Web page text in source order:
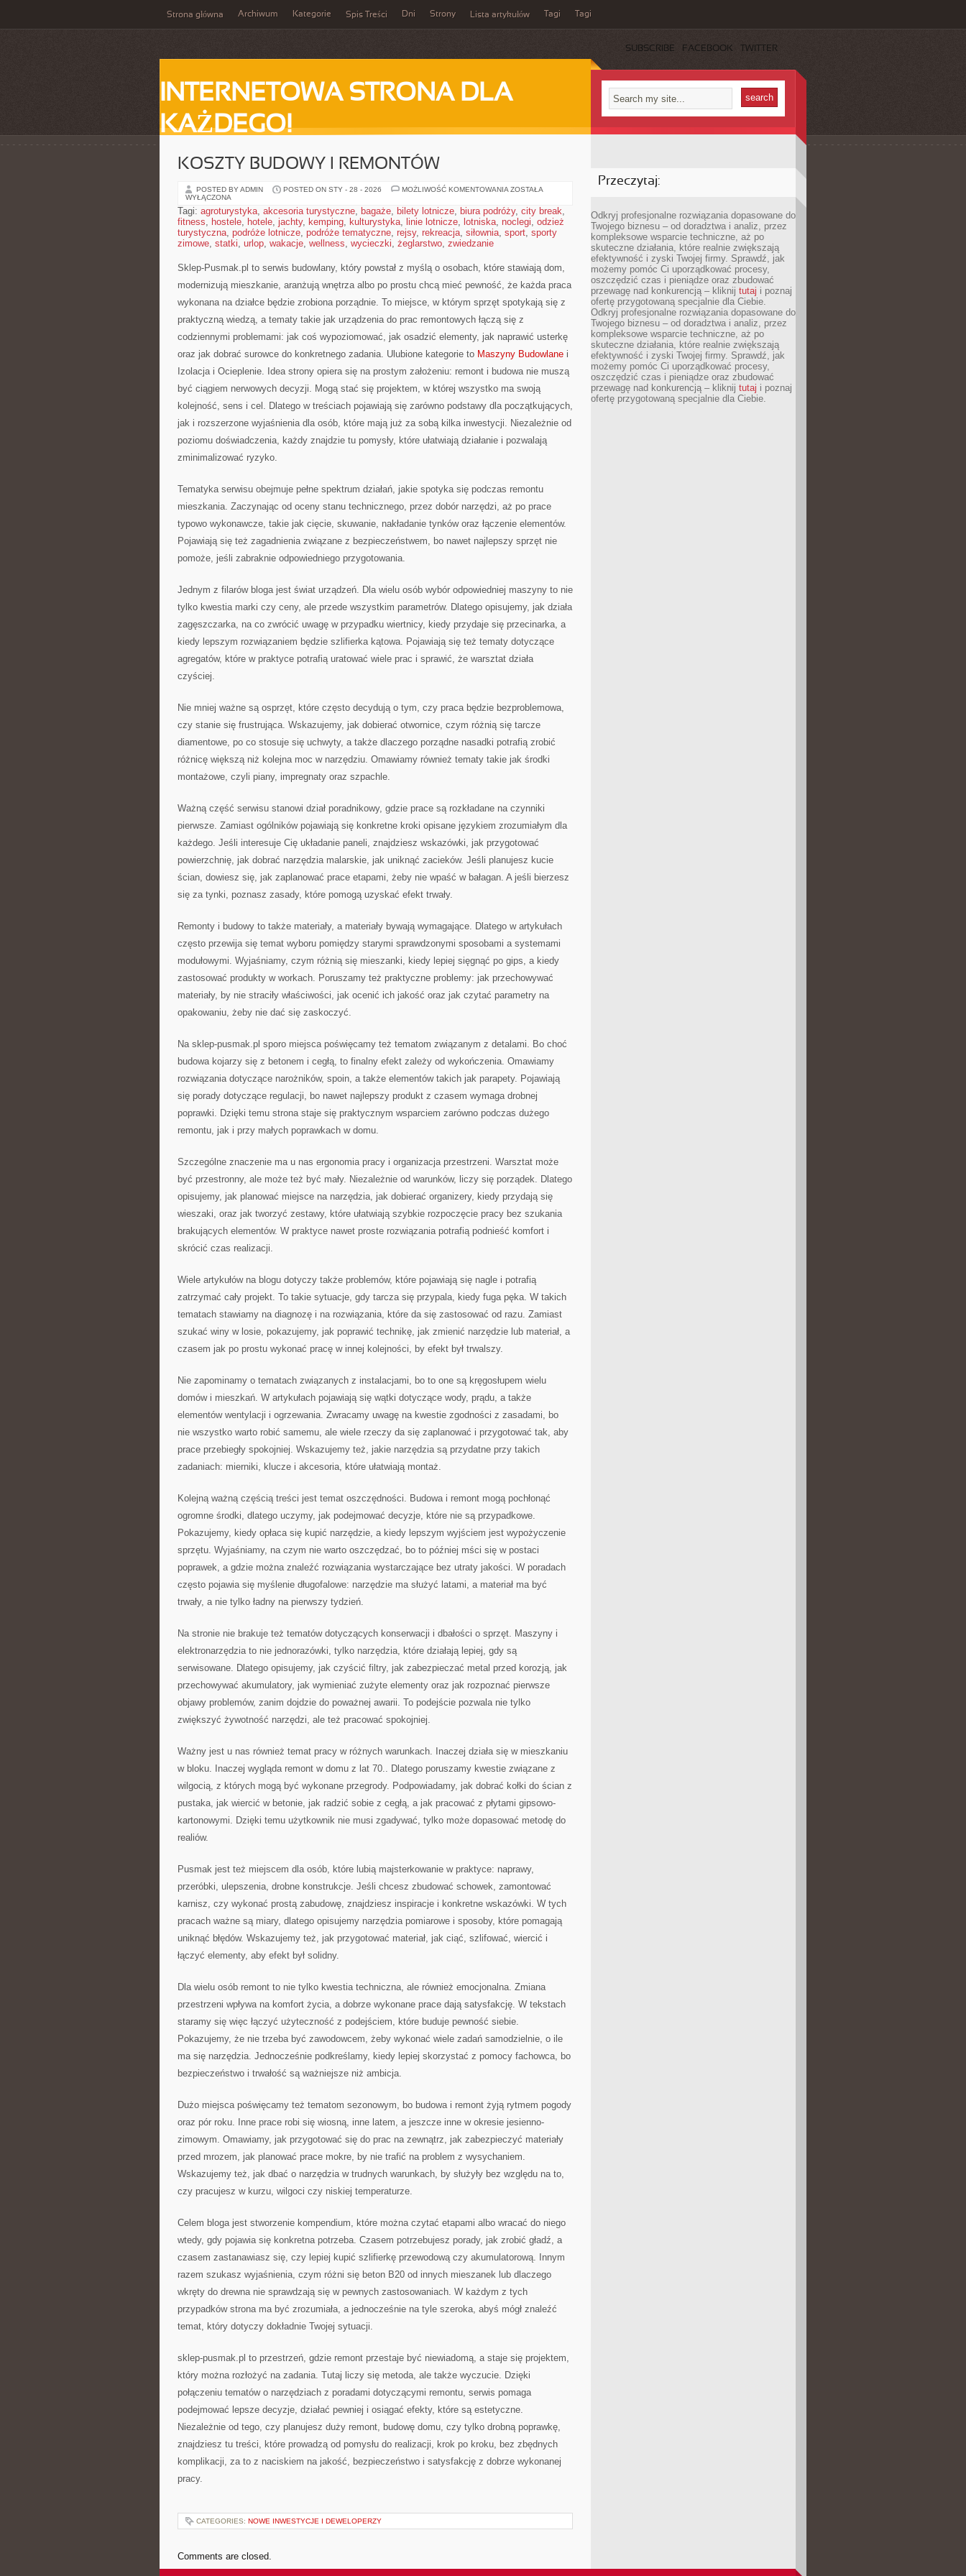
Strona główna Archiwum Kategorie Spis Treści Dni Strony Lista artykułów Tagi Tagi
SUBSCRIBE FACEBOOK TWITTER
INTERNETOWA STRONA DLA
KAŻDEGO!
KOSZTY BUDOWY I REMONTÓW
POSTED BY ADMIN POSTED ON STY - 28 - 2026 MOŻLIWOŚĆ KOMENTOWANIA KOSZTY
REMONTÓW
ZOSTAŁA
WYŁĄCZONA
Tagi: agroturystyka, akcesoria turystyczne, bagaże, bilety lotnicze, biura podróży, city break,
fitness, hostele, hotele, jachty, kemping, kulturystyka, linie lotnicze, lotniska, noclegi, odzież
turystyczna, podróże lotnicze, podróże tematyczne, rejsy, rekreacja, siłownia, sport, sporty
zimowe, statki, urlop, wakacje, wellness, wycieczki, żeglarstwo, zwiedzanie
Sklep-Pusmak.pl to serwis budowlany, który powstał z myślą o osobach, które stawiają dom,
modernizują mieszkanie, aranżują wnętrza albo po prostu chcą mieć pewność, że każda praca
wykonana na działce będzie zrobiona porządnie. To miejsce, w którym sprzęt spotykają się z
praktyczną wiedzą, a tematy takie jak urządzenia do prac remontowych łączą się z
codziennymi problemami: jak coś wypoziomować, jak osadzić elementy, jak naprawić usterkę
oraz jak dobrać surowce do konkretnego zadania. Ulubione kategorie to Maszyny Budowlane i
Izolacja i Ocieplenie. Idea strony opiera się na prostym założeniu: remont i budowa nie muszą
być ciągiem nerwowych decyzji. Mogą stać się projektem, w której wszystko ma swoją
kolejność, sens i cel. Dlatego w treściach pojawiają się zarówno podstawy dla początkujących,
jak i rozszerzone wyjaśnienia dla osób, które mają już za sobą kilka inwestycji. Niezależnie od
poziomu doświadczenia, każdy znajdzie tu pomysły, które ułatwiają działanie i pozwalają
zminimalizować ryzyko.
Tematyka serwisu obejmuje pełne spektrum działań, jakie spotyka się podczas remontu
mieszkania. Zaczynając od oceny stanu technicznego, przez dobór narzędzi, aż po prace
typowo wykonawcze, takie jak cięcie, skuwanie, nakładanie tynków oraz łączenie elementów.
Pojawiają się też zagadnienia związane z bezpieczeństwem, bo nawet najlepszy sprzęt nie
pomoże, jeśli zabraknie odpowiedniego przygotowania.
Jednym z filarów bloga jest świat urządzeń. Dla wielu osób wybór odpowiedniej maszyny to nie
tylko kwestia marki czy ceny, ale przede wszystkim parametrów. Dlatego opisujemy, jak działa
zagęszczarka, na co zwrócić uwagę w przypadku wiertnicy, kiedy przydaje się przecinarka, a
kiedy lepszym rozwiązaniem będzie szlifierka kątowa. Pojawiają się też tematy dotyczące
agregatów, które w praktyce potrafią uratować wiele prac i sprawić, że warsztat działa
czyściej.
Nie mniej ważne są osprzęt, które często decydują o tym, czy praca będzie bezproblemowa,
czy stanie się frustrująca. Wskazujemy, jak dobierać otwornice, czym różnią się tarcze
diamentowe, po co stosuje się uchwyty, a także dlaczego porządne nasadki potrafią zrobić
różnicę większą niż kolejna moc w narzędziu. Omawiamy również tematy takie jak środki
montażowe, czyli piany, impregnaty oraz szpachle.
Ważną część serwisu stanowi dział poradnikowy, gdzie prace są rozkładane na czynniki
pierwsze. Zamiast ogólników pojawiają się konkretne kroki opisane językiem zrozumiałym dla
każdego. Jeśli interesuje Cię układanie paneli, znajdziesz wskazówki, jak przygotować
powierzchnię, jak dobrać narzędzia malarskie, jak uniknąć zacieków. Jeśli planujesz kucie
ścian, dowiesz się, jak zaplanować prace etapami, żeby nie wpaść w bałagan. A jeśli bierzesz
się za tynki, poznasz zasady, które pomogą uzyskać efekt trwały.
Remonty i budowy to także materiały, a materiały bywają wymagające. Dlatego w artykułach
często przewija się temat wyboru pomiędzy starymi sprawdzonymi sposobami a systemami
modułowymi. Wyjaśniamy, czym różnią się mieszanki, kiedy lepiej sięgnąć po gips, a kiedy
zastosować produkty w workach. Poruszamy też praktyczne problemy: jak przechowywać
materiały, by nie straciły właściwości, jak ocenić ich jakość oraz jak czytać parametry na
opakowaniu, żeby nie dać się zaskoczyć.
Na sklep-pusmak.pl sporo miejsca poświęcamy też tematom związanym z detalami. Bo choć
budowa kojarzy się z betonem i cegłą, to finalny efekt zależy od wykończenia. Omawiamy
rozwiązania dotyczące narożników, spoin, a także elementów takich jak parapety. Pojawiają
się porady dotyczące regulacji, bo nawet najlepszy produkt z czasem wymaga drobnej
poprawki. Dzięki temu strona staje się praktycznym wsparciem zarówno podczas dużego
remontu, jak i przy małych poprawkach w domu.
Szczególne znaczenie ma u nas ergonomia pracy i organizacja przestrzeni. Warsztat może
być przestronny, ale może też być mały. Niezależnie od warunków, liczy się porządek. Dlatego
opisujemy, jak planować miejsce na narzędzia, jak dobierać organizery, kiedy przydają się
wieszaki, oraz jak tworzyć zestawy, które ułatwiają szybkie rozpoczęcie pracy bez szukania
brakujących elementów. W praktyce nawet proste rozwiązania potrafią podnieść komfort i
skrócić czas realizacji.
Wiele artykułów na blogu dotyczy także problemów, które pojawiają się nagle i potrafią
zatrzymać cały projekt. To takie sytuacje, gdy tarcza się przypala, kiedy fuga pęka. W takich
tematach stawiamy na diagnozę i na rozwiązania, które da się zastosować od razu. Zamiast
szukać winy w losie, pokazujemy, jak poprawić technikę, jak zmienić narzędzie lub materiał, a
czasem jak po prostu wykonać pracę w innej kolejności, by efekt był trwalszy.
Nie zapominamy o tematach związanych z instalacjami, bo to one są kręgosłupem wielu
domów i mieszkań. W artykułach pojawiają się wątki dotyczące wody, prądu, a także
elementów wentylacji i ogrzewania. Zwracamy uwagę na kwestie zgodności z zasadami, bo
nie wszystko warto robić samemu, ale wiele rzeczy da się zaplanować i przygotować tak, aby
prace przebiegły spokojniej. Wskazujemy też, jakie narzędzia są przydatne przy takich
zadaniach: mierniki, klucze i akcesoria, które ułatwiają montaż.
Kolejną ważną częścią treści jest temat oszczędności. Budowa i remont mogą pochłonąć
ogromne środki, dlatego uczymy, jak podejmować decyzje, które nie są przypadkowe.
Pokazujemy, kiedy opłaca się kupić narzędzie, a kiedy lepszym wyjściem jest wypożyczenie
sprzętu. Wyjaśniamy, na czym nie warto oszczędzać, bo to później mści się w postaci
poprawek, a gdzie można znaleźć rozwiązania wystarczające bez utraty jakości. W poradach
często pojawia się myślenie długofalowe: narzędzie ma służyć latami, a materiał ma być
trwały, a nie tylko ładny na pierwszy tydzień.
Na stronie nie brakuje też tematów dotyczących konserwacji i dbałości o sprzęt. Maszyny i
elektronarzędzia to nie jednorazówki, tylko narzędzia, które działają lepiej, gdy są
serwisowane. Dlatego opisujemy, jak czyścić filtry, jak zabezpieczać metal przed korozją, jak
przechowywać akumulatory, jak wymieniać zużyte elementy oraz jak rozpoznać pierwsze
objawy problemów, zanim dojdzie do poważnej awarii. To podejście pozwala nie tylko
zwiększyć żywotność narzędzi, ale też pracować spokojniej.
Ważny jest u nas również temat pracy w różnych warunkach. Inaczej działa się w mieszkaniu
w bloku. Inaczej wygląda remont w domu z lat 70.. Dlatego poruszamy kwestie związane z
wilgocią, z których mogą być wykonane przegrody. Podpowiadamy, jak dobrać kołki do ścian z
pustaka, jak wiercić w betonie, jak radzić sobie z cegłą, a jak pracować z płytami gipsowo-
kartonowymi. Dzięki temu użytkownik nie musi zgadywać, tylko może dopasować metodę do
realiów.
Pusmak jest też miejscem dla osób, które lubią majsterkowanie w praktyce: naprawy,
przeróbki, ulepszenia, drobne konstrukcje. Jeśli chcesz zbudować schowek, zamontować
karnisz, czy wykonać prostą zabudowę, znajdziesz inspiracje i konkretne wskazówki. W tych
pracach ważne są miary, dlatego opisujemy narzędzia pomiarowe i sposoby, które pomagają
uniknąć błędów. Wskazujemy też, jak przygotować materiał, jak ciąć, szlifować, wiercić i
łączyć elementy, aby efekt był solidny.
Dla wielu osób remont to nie tylko kwestia techniczna, ale również emocjonalna. Zmiana
przestrzeni wpływa na komfort życia, a dobrze wykonane prace dają satysfakcję. W tekstach
staramy się więc łączyć użyteczność z podejściem, które buduje pewność siebie.
Pokazujemy, że nie trzeba być zawodowcem, żeby wykonać wiele zadań samodzielnie, o ile
ma się narzędzia. Jednocześnie podkreślamy, kiedy lepiej skorzystać z pomocy fachowca, bo
bezpieczeństwo i trwałość są ważniejsze niż ambicja.
Dużo miejsca poświęcamy też tematom sezonowym, bo budowa i remont żyją rytmem pogody
oraz pór roku. Inne prace robi się wiosną, inne latem, a jeszcze inne w okresie jesienno-
zimowym. Omawiamy, jak przygotować się do prac na zewnątrz, jak zabezpieczyć materiały
przed mrozem, jak planować prace mokre, by nie trafić na problem z wysychaniem.
Wskazujemy też, jak dbać o narzędzia w trudnych warunkach, by służyły bez względu na to,
czy pracujesz w kurzu, wilgoci czy niskiej temperaturze.
Celem bloga jest stworzenie kompendium, które można czytać etapami albo wracać do niego
wtedy, gdy pojawia się konkretna potrzeba. Czasem potrzebujesz porady, jak zrobić gładź, a
czasem zastanawiasz się, czy lepiej kupić szlifierkę przewodową czy akumulatorową. Innym
razem szukasz wyjaśnienia, czym różni się beton B20 od innych mieszanek lub dlaczego
wkręty do drewna nie sprawdzają się w pewnych zastosowaniach. W każdym z tych
przypadków strona ma być zrozumiała, a jednocześnie na tyle szeroka, abyś mógł znaleźć
temat, który dotyczy dokładnie Twojej sytuacji.
sklep-pusmak.pl to przestrzeń, gdzie remont przestaje być niewiadomą, a staje się projektem,
który można rozłożyć na zadania. Tutaj liczy się metoda, ale także wyczucie. Dzięki
połączeniu tematów o narzędziach z poradami dotyczącymi remontu, serwis pomaga
podejmować lepsze decyzje, działać pewniej i osiągać efekty, które są estetyczne.
Niezależnie od tego, czy planujesz duży remont, budowę domu, czy tylko drobną poprawkę,
znajdziesz tu treści, które prowadzą od pomysłu do realizacji, krok po kroku, bez zbędnych
komplikacji, za to z naciskiem na jakość, bezpieczeństwo i satysfakcję z dobrze wykonanej
pracy.
CATEGORIES: NOWE INWESTYCJE I DEWELOPERZY
Comments are closed.
Przeczytaj:
Odkryj profesjonalne rozwiązania dopasowane do
Twojego biznesu – od doradztwa i analiz, przez
kompleksowe wsparcie techniczne, aż po
skuteczne działania, które realnie zwiększają
efektywność i zyski Twojej firmy. Sprawdź, jak
możemy pomóc Ci uporządkować procesy,
oszczędzić czas i pieniądze oraz zbudować
przewagę nad konkurencją – kliknij tutaj i poznaj
ofertę przygotowaną specjalnie dla Ciebie.
Odkryj profesjonalne rozwiązania dopasowane do
Twojego biznesu – od doradztwa i analiz, przez
kompleksowe wsparcie techniczne, aż po
skuteczne działania, które realnie zwiększają
efektywność i zyski Twojej firmy. Sprawdź, jak
możemy pomóc Ci uporządkować procesy,
oszczędzić czas i pieniądze oraz zbudować
przewagę nad konkurencją – kliknij tutaj i poznaj
ofertę przygotowaną specjalnie dla Ciebie.